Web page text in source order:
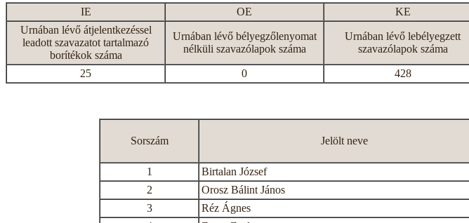
IE OE KE
Urnában lévő átjelentkezéssel
leadott szavazatot tartalmazó
borítékok száma
Urnában lévő bélyegzőlenyomat
nélküli szavazólapok száma
Urnában lévő lebélyegzett
szavazólapok száma
25 0 428
Sorszám Jelölt neve
1
Birtalan József
2
Orosz Bálint János
3
Réz Ágnes